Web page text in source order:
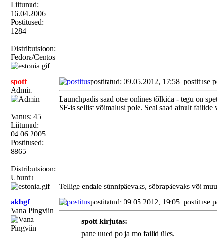
Liitunud:
16.04.2006
Postitused:
1284
Distributsioon:
Fedora/Centos
spott
Admin
Vanus: 45
Liitunud:
04.06.2005
Postitused:
8865
Distributsioon:
Ubuntu
postitatud: 09.05.2012, 17:58 postituse
Launchpadis saad otse onlines tõlkida - tegu on
SF-is sellist võimalust pole. Seal saad ainult failide
Tellige endale sünnipäevaks, sõbrapäevaks või
akbgf
Vana Pingviin
postitatud: 09.05.2012, 19:05 postituse
spott kirjutas:
pane uued po ja mo failid üles.